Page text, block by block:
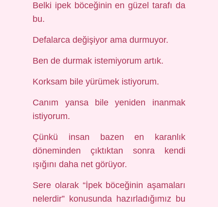
Belki ipek böceğinin en güzel tarafı da
bu.
Defalarca değişiyor ama durmuyor.
Ben de durmak istemiyorum artık.
Korksam bile yürümek istiyorum.
Canım yansa bile yeniden inanmak
istiyorum.
Çünkü insan bazen en karanlık
döneminden çıktıktan sonra kendi
ışığını daha net görüyor.
Sere olarak “İpek böceğinin aşamaları
nelerdir” konusunda hazırladığımız bu